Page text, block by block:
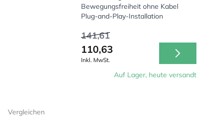
Bewegungsfreiheit ohne Kabel
Plug-and-Play-Installation
141,61
110,63
Inkl. MwSt.
Auf Lager, heute versandt
Vergleichen